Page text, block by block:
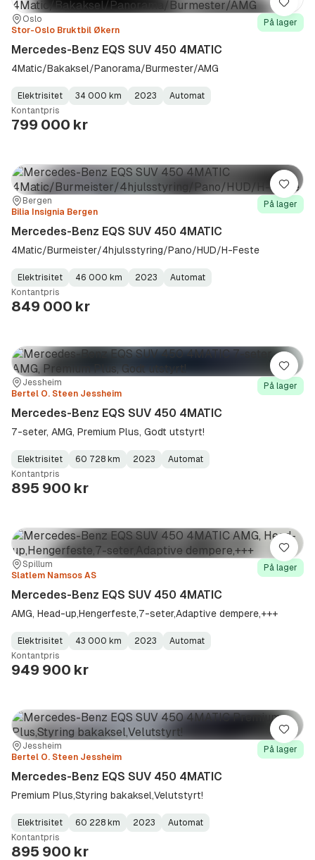
Sted:
Oslo
Forhandler:
Stor-Oslo Bruktbil Økern
På lager
Mercedes-Benz EQS SUV 450 4MATIC
4Matic/Bakaksel/Panorama/Burmester/AMG
Fuel
Type:
Elektrisitet
Kilometerstand:
34 000 km
Model
Year:
2023
Gearbox
Type:
Automat
Kontantpris
799 000 kr
Lagre
Sted:Bergen
Forhandler:
Bilia Insignia Bergen
På lager
Mercedes-Benz EQS SUV 450 4MATIC
4Matic/Burmeister/4hjulsstyring/Pano/HUD/H-Feste
Fuel
Type:
Elektrisitet
Kilometerstand:
46 000 km
Model
Year:
2023
Gearbox
Type:
Automat
Kontantpris
849 000 kr
Lagre
Sted:Jessheim
Forhandler:
Bertel O. Steen Jessheim
På lager
Mercedes-Benz EQS SUV 450 4MATIC
7-seter, AMG, Premium Plus, Godt utstyrt!
Fuel
Type:
Elektrisitet
Kilometerstand:
60 728 km
Model
Year:
2023
Gearbox
Type:
Automat
Kontantpris
895 900 kr
Lagre
Sted:
Spillum
Forhandler:
Slatlem Namsos AS
På lager
Mercedes-Benz EQS SUV 450 4MATIC
AMG, Head-up,Hengerfeste,7-seter,Adaptive dempere,+++
Fuel
Type:
Elektrisitet
Kilometerstand:
43 000 km
Model
Year:
2023
Gearbox
Type:
Automat
Kontantpris
949 900 kr
Lagre
Sted:Jessheim
Forhandler:
Bertel O. Steen Jessheim
På lager
Mercedes-Benz EQS SUV 450 4MATIC
Premium Plus,Styring bakaksel,Velutstyrt!
Fuel
Type:
Elektrisitet
Kilometerstand:
60 228 km
Model
Year:
2023
Gearbox
Type:
Automat
Kontantpris
895 900 kr
Lagre